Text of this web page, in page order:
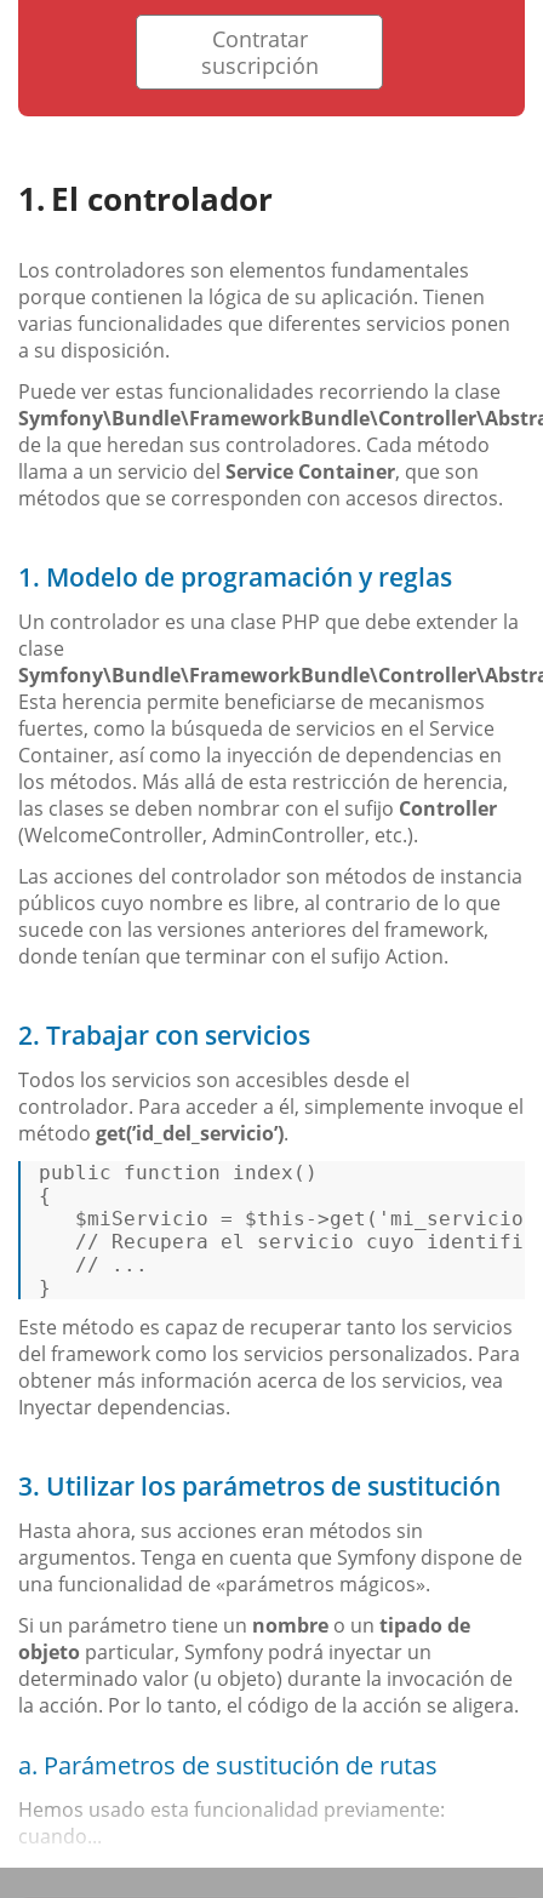
Contratar
suscripción
El controlador
Los controladores son elementos fundamentales
porque contienen la lógica de su aplicación. Tienen
varias funcionalidades que diferentes servicios ponen
a su disposición.
Puede ver estas funcionalidades recorriendo la clase
de la que heredan sus controladores. Cada método
llama a un servicio del Service Container, que son
métodos que se corresponden con accesos directos.
1. Modelo de programación y reglas
Un controlador es una clase PHP que debe extender la
clase
Esta herencia permite beneficiarse de mecanismos
fuertes, como la búsqueda de servicios en el Service
Container, así como la inyección de dependencias en
los métodos. Más allá de esta restricción de herencia,
las clases se deben nombrar con el sufijo Controller
(WelcomeController, AdminController, etc.).
Las acciones del controlador son métodos de instancia
públicos cuyo nombre es libre, al contrario de lo que
sucede con las versiones anteriores del framework,
donde tenían que terminar con el sufijo Action.
2. Trabajar con servicios
Todos los servicios son accesibles desde el
controlador. Para acceder a él, simplemente invoque el
método get(’id_del_servicio’).
public function index ()
{
$miServicio = $this ->get ( 'mi_servicio'
// Recupera el servicio cuyo
// ...
}
Este método es capaz de recuperar tanto los servicios
del framework como los servicios personalizados. Para
obtener más información acerca de los servicios, vea
Inyectar dependencias.
3. Utilizar los parámetros de sustitución
Hasta ahora, sus acciones eran métodos sin
argumentos. Tenga en cuenta que Symfony dispone de
una funcionalidad de «parámetros mágicos».
Si un parámetro tiene un nombre o un tipado de
objeto particular, Symfony podrá inyectar un
determinado valor (u objeto) durante la invocación de
la acción. Por lo tanto, el código de la acción se aligera.
a. Parámetros de sustitución de rutas
Hemos usado esta funcionalidad previamente:
cuando...